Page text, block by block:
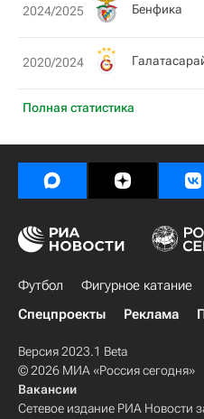
Полная статистика
2024/2025 Бенфика
2020/2024
Футбол Фигурное катание
Спецпроекты
Реклама
Версия 2023.1 Beta
© 2026 МИА «Россия сегодня»
Вакансии
Сетевое издание РИА Новости